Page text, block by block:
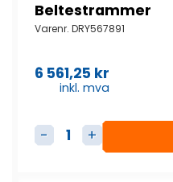
Beltestrammer
Varenr. DRY567891
6 561,25 kr
inkl. mva
Beltestrammer antall